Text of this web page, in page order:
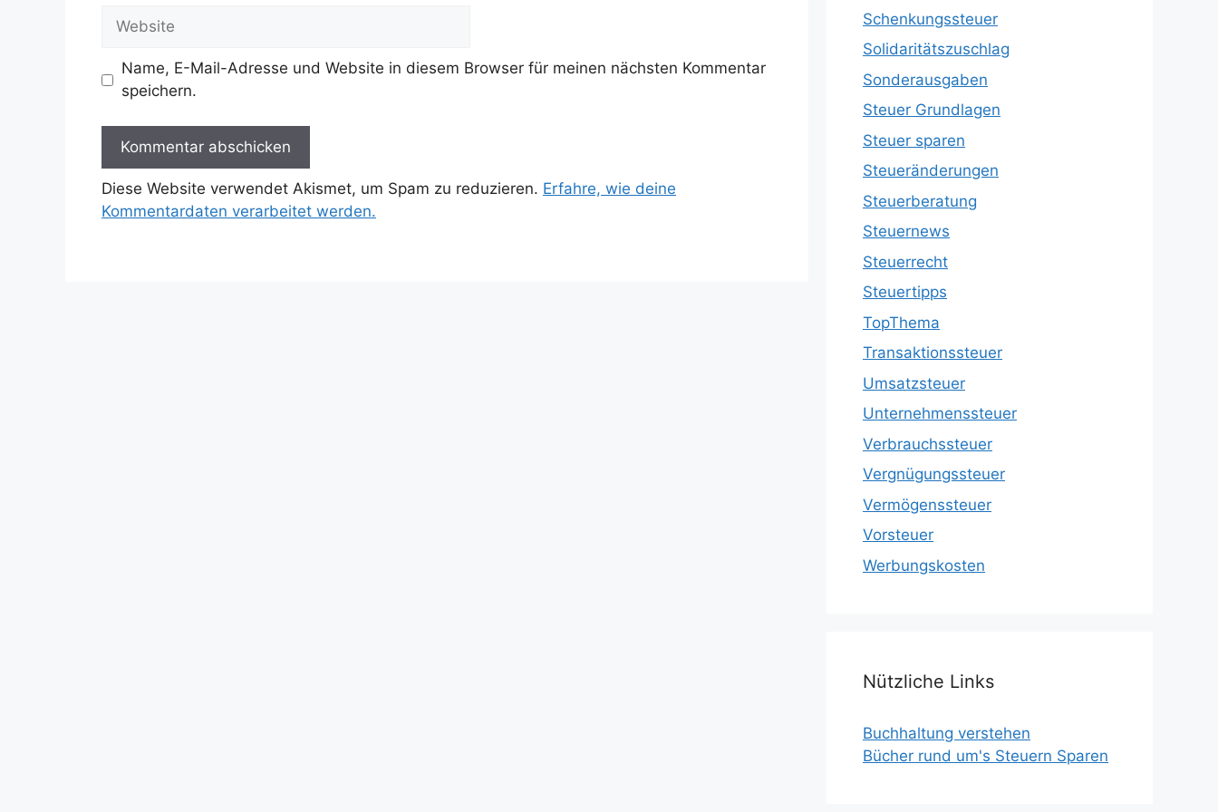
Website
Name, E-Mail-Adresse und Website in diesem Browser für meinen nächsten Kommentar
speichern.
Diese Website verwendet Akismet, um Spam zu reduzieren. Erfahre, wie deine
Kommentardaten verarbeitet werden.
Schenkungssteuer
Solidaritätszuschlag
Sonderausgaben
Steuer Grundlagen
Steuer sparen
Steueränderungen
Steuerberatung
Steuernews
Steuerrecht
Steuertipps
TopThema
Transaktionssteuer
Umsatzsteuer
Unternehmenssteuer
Verbrauchssteuer
Vergnügungssteuer
Vermögenssteuer
Vorsteuer
Werbungskosten
Nützliche Links
Buchhaltung verstehen
Bücher rund um's Steuern Sparen